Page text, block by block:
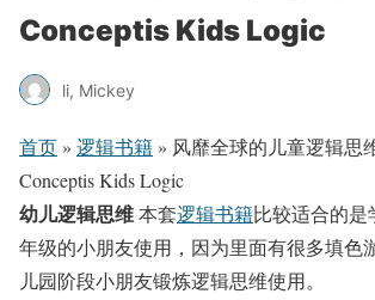
Conceptis Kids Logic
li, Mickey
首页 » 逻辑书籍 » 风靡全球的儿童逻辑思
Conceptis Kids Logic
幼儿逻辑思维本套逻辑书籍比较适合的是
年级的小朋友使用，因为里面有很多填色
儿园阶段小朋友锻炼逻辑思维使用。